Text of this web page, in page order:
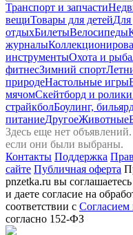
Транспорт и запчасти
вещиТовары для детейДля
отдыхБилетыВелосипеды
журналы
инструментыОхота и
фитнесЗимний спорт
природеНастольные игры
мячомСкейтборд и ролики
страйкболБоулинг,
питаниеДругоеЖивотные
Здесь еще нет
если они были выбраны.
Контакты Поддержка
сайте Публичная оферта
pnzetka.ru вы
и даете согласие на
соответствии с Согласием
согласно 152-ФЗ